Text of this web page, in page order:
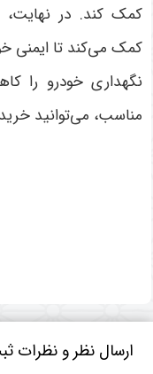
کمک کند. در
کمک می‌کند تا ایمنی
نگهداری خودرو را
مناسب، می‌توانید
ارسال نظر و نظرات